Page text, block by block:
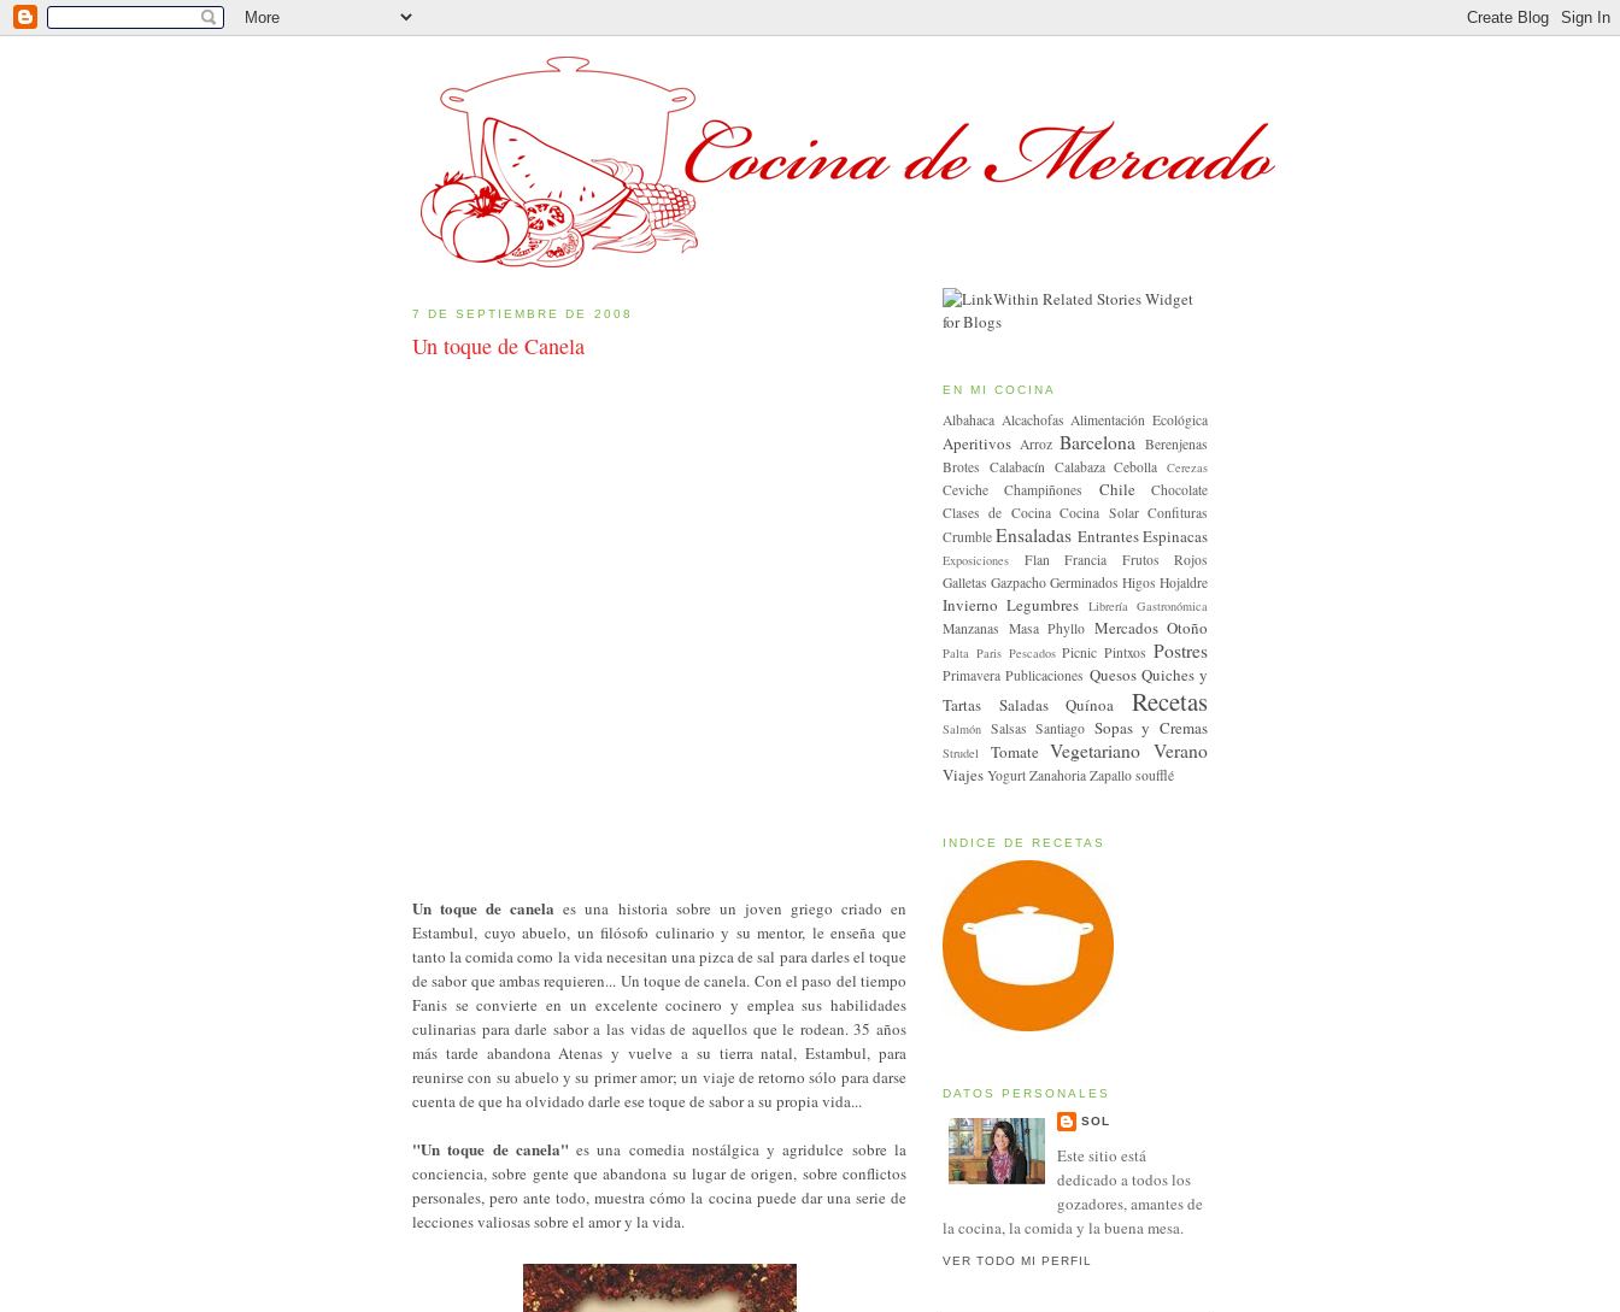
7 DE SEPTIEMBRE DE 2008
Un toque de Canela
Un toque de canela es una historia sobre un joven griego criado en
Estambul, cuyo abuelo, un filósofo culinario y su mentor, le enseña que
tanto la comida como la vida necesitan una pizca de sal para darles el toque
de sabor que ambas requieren... Un toque de canela. Con el paso del tiempo
Fanis se convierte en un excelente cocinero y emplea sus habilidades
culinarias para darle sabor a las vidas de aquellos que le rodean. 35 años
más tarde abandona Atenas y vuelve a su tierra natal, Estambul, para
reunirse con su abuelo y su primer amor; un viaje de retorno sólo para darse
cuenta de que ha olvidado darle ese toque de sabor a su propia vida...
"Un toque de canela" es una comedia nostálgica y agridulce sobre la
conciencia, sobre gente que abandona su lugar de origen, sobre conflictos
personales, pero ante todo, muestra cómo la cocina puede dar una serie de
lecciones valiosas sobre el amor y la vida.
EN MI COCINA
Albahaca Alcachofas Alimentación Ecológica
Aperitivos Arroz Barcelona
Berenjenas
Brotes Calabacín Calabaza Cebolla Cerezas
Ceviche Champiñones Chile
Chocolate
Clases de Cocina Cocina Solar Confituras
Crumble Ensaladas EntrantesEspinacas
Exposiciones Flan Francia
Frutos Rojos
Galletas Gazpacho Germinados Higos Hojaldre
Invierno Legumbres Librería Gastronómica
Manzanas Masa Phyllo Mercados Otoño
Palta Paris Pescados Picnic Pintxos Postres
Primavera Publicaciones Quesos Quiches y
Tartas Saladas
Quínoa Recetas
Salmón Salsas Santiago Sopas y Cremas
Strudel Tomate Vegetariano Verano
Viajes Yogurt Zanahoria Zapallo soufflé
INDICE DE RECETAS
DATOS PERSONALES
SOL
Este sitio está
dedicado a todos los
gozadores, amantes de
la cocina, la comida y la buena mesa.
VER TODO MI PERFIL